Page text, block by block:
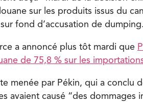
sur les produits issus du
fond d’accusation de dumping.
a annoncé plus tôt mardi que
de 75,8 % sur les
menée par Pékin, qui a conclu
avaient causé “des dommages